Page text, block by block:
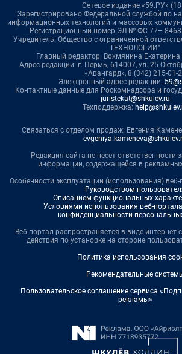
Сетевое издание «59.РУ»
Зарегистрировано Федеральной службой по
информационных технологий и массовых
Регистрационный номер ЭЛ № ФС 77–
Учредитель: Общество с ограниченной
ТЕХНОЛОГИИ"
Главный редактор: Вохмянина
Адрес редакции: г. Пермь, 614007, ул. 25
«Авангард», 8 (342) 215-01-
Электронный адрес редакции:
Контактные данные для Роскомнадзора и
juristekat@shkulev.ru
Техподдержка:
Связаться с отделом продаж: Евгения
Редакция сайта не несет ответственности
информации, содержащейся в
Особенности эксплуатации (использования)
Руководством
Описанием функциональных
Условиями использования веб-
конфиденциальности
Веб-портал распространяется в виде
действия по установке на стороне
Политика использования
Рекомендательные
Пользовательское соглашение сервиса
рекламы»